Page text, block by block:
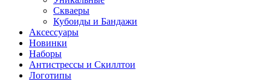
Скваеры
Кубоиды и Бандажи
Аксессуары
Новинки
Наборы
Антистрессы и Скиллтои
Логотипы